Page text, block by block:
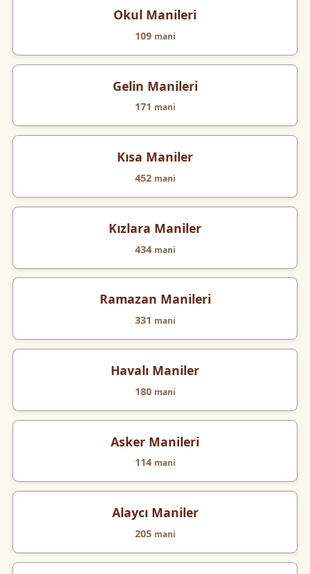
Okul Manileri
109 mani
Gelin Manileri
171 mani
Kısa Maniler
452 mani
Kızlara Maniler
434 mani
Ramazan Manileri
331 mani
Havalı Maniler
180 mani
Asker Manileri
114 mani
Alaycı Maniler
205 mani